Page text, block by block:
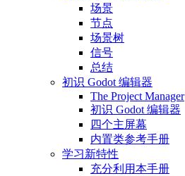
场景
节点
场景树
信号
总结
初识 Godot 编辑器
The Project Manager
初识 Godot 编辑器
四个主屏幕
内置类参考手册
学习新特性
充分利用本手册